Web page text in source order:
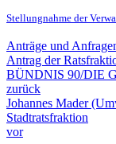
Stellungnahme der
Anträge und
Antrag der
BÜNDNIS 90/DIE
zurück
Johannes Mader
Stadtratsfraktion
vor